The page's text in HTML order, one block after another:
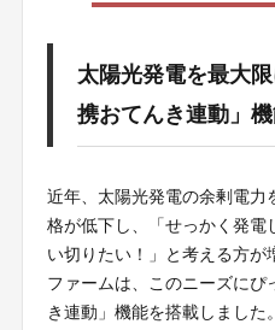
太陽光発電を最大
携おてんき連動」
近年、太陽光発電の余剰電力
格が低下し、「せっかく発電
い切りたい！」と考える方が
ファームは、このニーズにぴ
き連動」機能を搭載しました。